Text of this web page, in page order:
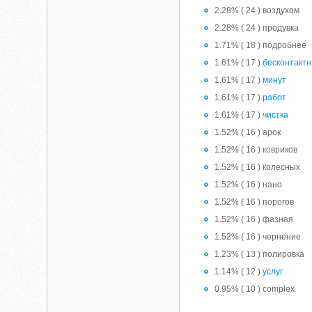
2.28% ( 24 ) воздухом
2.28% ( 24 ) продувка
1.71% ( 18 ) подробнее
1.61% ( 17 )
1.61% ( 17 )минут
1.61% ( 17 )работ
1.61% ( 17 )чистка
1.52% ( 16 ) арок
1.52% ( 16 ) ковриков
1.52% ( 16 ) колёсных
1.52% ( 16 ) нано
1.52% ( 16 ) порогов
1.52% ( 16 ) фазная
1.52% ( 16 ) чернение
1.23% ( 13 ) полировка
1.14% ( 12 )услуг
0.95% ( 10 ) complex